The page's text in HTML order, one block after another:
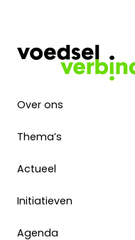
Over ons
Thema’s
Actueel
Initiatieven
Agenda